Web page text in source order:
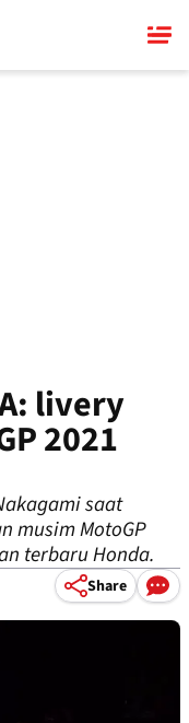
livery
2021
saat
musim MotoGP
terbaru Honda.
Share